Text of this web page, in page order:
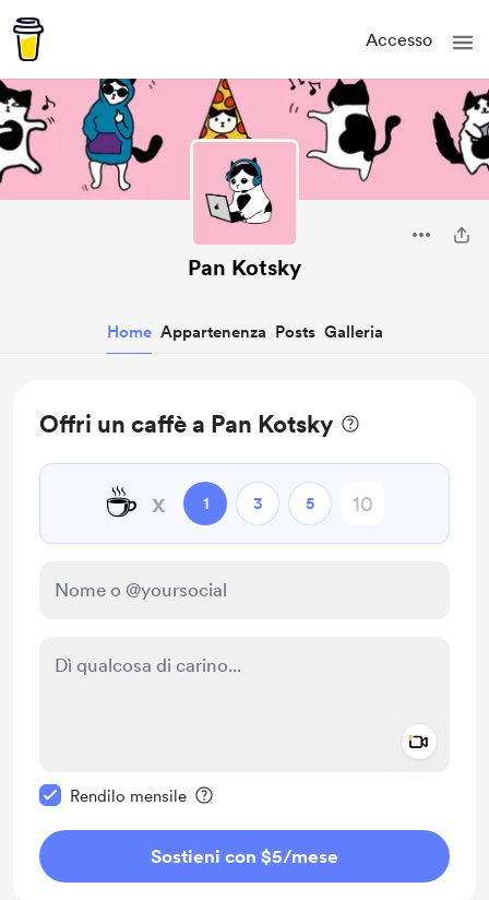
Accesso
Pan Kotsky
Home Appartenenza Posts Galleria
Offri un caffè a Pan Kotsky
☕ x 1 3 5
Rendilo mensile
Sostieni con $5/mese